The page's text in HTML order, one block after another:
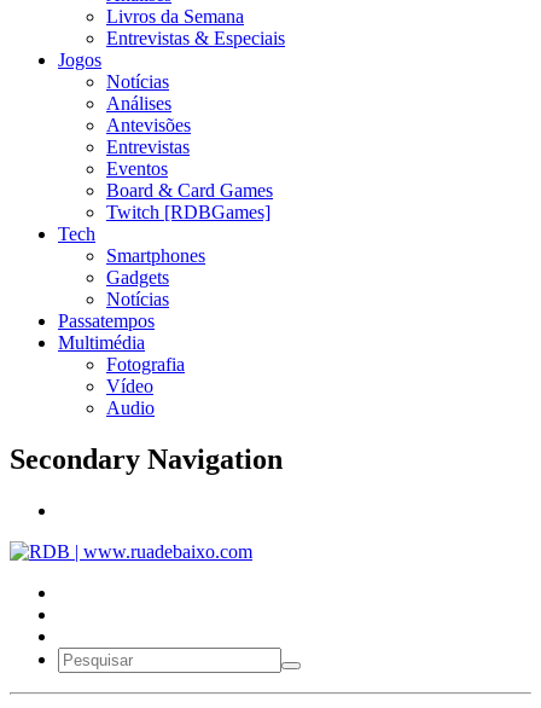
Livros da Semana
Entrevistas & Especiais
Jogos
Notícias
Análises
Antevisões
Entrevistas
Eventos
Board & Card Games
Twitch [RDBGames]
Tech
Smartphones
Gadgets
Notícias
Passatempos
Multimédia
Fotografia
Vídeo
Audio
Secondary Navigation